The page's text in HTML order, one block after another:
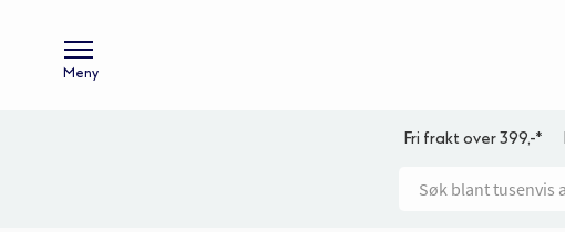
Meny
Fri frakt over 399,-*